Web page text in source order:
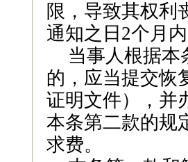
限，导致其权利
通知之日 2个月
当事人根据本
的，应当提交恢
证明文件），并
本条第二款的规
求费。